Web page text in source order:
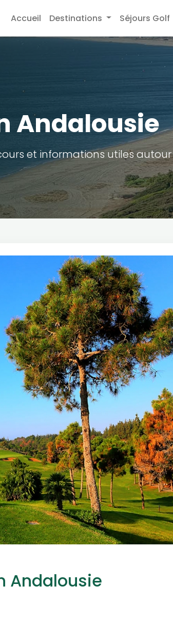
Accueil Destinations Séjours Golf
Andalousie
et informations utiles
Andalousie